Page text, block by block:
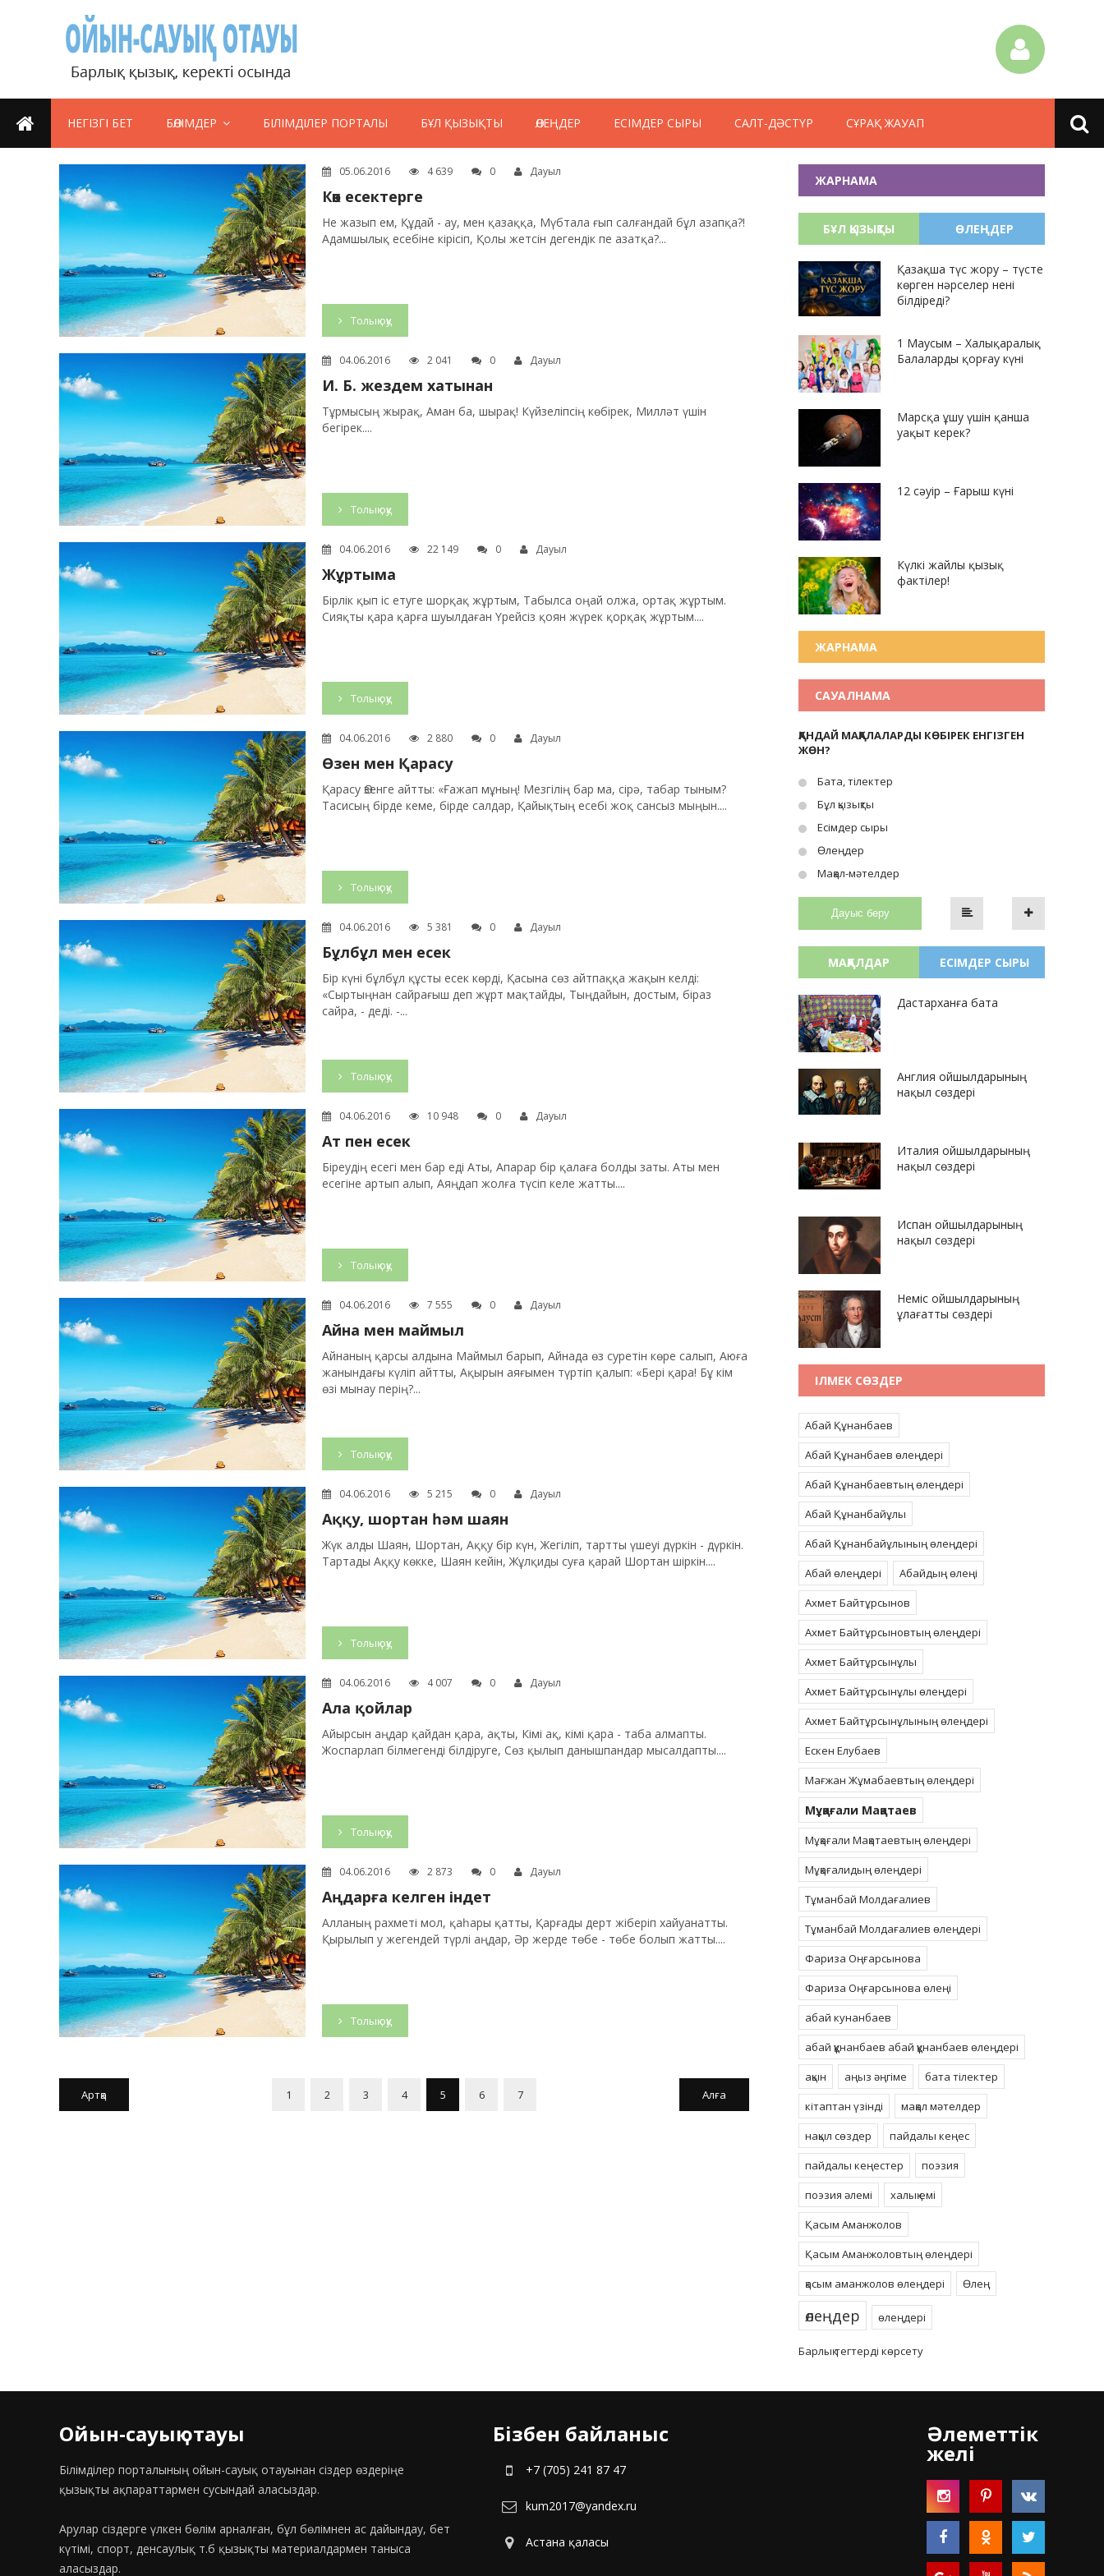
НЕГІЗГІ БЕТ БӨЛІМДЕР БІЛІМДІЛЕР ПОРТАЛЫ БҰЛ ҚЫЗЫҚТЫ ӨЛЕҢДЕР ЕСІМДЕР СЫРЫ САЛТ-ДӘСТҮР СҰРАҚ ЖАУАП
05.06.2016 4 639 0 Дауыл
Көк есектерге
Не жазып ем, Құдай - ау, мен қазаққа, Мүбтала ғып салғандай бұл азапқа?!
Адамшылық есебіне кірісіп, Қолы жетсін дегендік пе азатқа?...
Толық оқу
04.06.2016 2 041 0 Дауыл
И. Б. жездем хатынан
Тұрмысың жырақ, Аман ба, шырақ! Күйзеліпсің көбірек, Милләт үшін
бегірек....
Толық оқу
04.06.2016 22 149 0 Дауыл
Жұртыма
Бірлік қып іс етуге шорқақ жұртым, Табылса оңай олжа, ортақ жұртым.
Сияқты қара қарға шуылдаған Үрейсіз қоян жүрек қорқақ жұртым....
Толық оқу
04.06.2016 2 880 0 Дауыл
Өзен мен Қарасу
Қарасу Өзенге айтты: «Ғажап мұның! Мезгілің бар ма, сірә, табар тыным?
Тасисың бірде кеме, бірде салдар, Қайықтың есебі жоқ сансыз мыңын....
Толық оқу
04.06.2016 5 381 0 Дауыл
Бұлбұл мен есек
Бір күні бұлбұл құсты есек көрді, Қасына сөз айтпаққа жақын келді:
«Сыртыңнан сайрағыш деп жұрт мақтайды, Тыңдайын, достым, біраз
сайра, - деді. -...
Толық оқу
04.06.2016 10 948 0 Дауыл
Ат пен есек
Біреудің есегі мен бар еді Аты, Апарар бір қалаға болды заты. Аты мен
есегіне артып алып, Аяңдап жолға түсіп келе жатты....
Толық оқу
04.06.2016 7 555 0 Дауыл
Айна мен маймыл
Айнаның қарсы алдына Маймыл барып, Айнада өз суретін көре салып, Аюға
жанындағы күліп айтты, Ақырын аяғымен түртіп қалып: «Бері қара! Бұ кім
өзі мынау перің?...
Толық оқу
04.06.2016 5 215 0 Дауыл
Аққу, шортан һәм шаян
Жүк алды Шаян, Шортан, Аққу бір күн, Жегіліп, тартты үшеуі дүркін - дүркін.
Тартады Аққу көкке, Шаян кейін, Жұлқиды суға қарай Шортан шіркін....
Толық оқу
04.06.2016 4 007 0 Дауыл
Ала қойлар
Айырсын аңдар қайдан қара, ақты, Кімі ақ, кімі қара - таба алмапты.
Жоспарлап білмегенді білдіруге, Сөз қылып данышпандар мысалдапты....
Толық оқу
04.06.2016 2 873 0 Дауыл
Аңдарға келген індет
Алланың рахметі мол, қаһары қатты, Қарғады дерт жіберіп хайуанатты.
Қырылып у жегендей түрлі аңдар, Әр жерде төбе - төбе болып жатты....
Толық оқу
Артқа 1 2 3 4 5 6 7 Алға
ЖАРНАМА
БҰЛ ҚЫЗЫҚТЫ ӨЛЕҢДЕР
Қазақша түс жору – түсте
көрген нәрселер нені
білдіреді?
1 Маусым – Халықаралық
Балаларды қорғау күні
Марсқа ұшу үшін қанша
уақыт керек?
12 сәуір – Ғарыш күні
Күлкі жайлы қызық
фактілер!
ЖАРНАМА
САУАЛНАМА
ҚАНДАЙ МАҚАЛАЛАРДЫ КӨБІРЕК ЕНГІЗГЕН
ЖӨН?
Бата, тілектер
Бұл қызықты
Есімдер сыры
Өлеңдер
Мақал-мәтелдер
Дауыс беру
МАҚАЛДАР ЕСІМДЕР СЫРЫ
Дастарханға бата
Англия ойшылдарының
нақыл сөздері
Италия ойшылдарының
нақыл сөздері
Испан ойшылдарының
нақыл сөздері
Неміс ойшылдарының
ұлағатты сөздері
ІЛМЕК СӨЗДЕР
Абай Құнанбаев
Абай Құнанбаев өлеңдері
Абай Құнанбаевтың өлеңдері
Абай Құнанбайұлы
Абай Құнанбайұлының өлеңдері
Абай өлеңдері
Абайдың өлеңі
Ахмет Байтұрсынов
Ахмет Байтұрсыновтың өлеңдері
Ахмет Байтұрсынұлы
Ахмет Байтұрсынұлы өлеңдері
Ахмет Байтұрсынұлының өлеңдері
Ескен Елубаев
Мағжан Жұмабаевтың өлеңдері
Мұқағали Мақатаев
Мұқағали Мақатаевтың өлеңдері
Мұқағалидың өлеңдері
Тұманбай Молдағалиев
Тұманбай Молдағалиев өлеңдері
Фариза Оңғарсынова
Фариза Оңғарсынова өлеңі
абай кунанбаев
абай құнанбаев абай құнанбаев өлеңдері
ақын
аңыз әңгіме
бата тілектер
кітаптан үзінді
мақал мәтелдер
нақыл сөздер
пайдалы кеңес
пайдалы кеңестер
поэзия
поэзия әлемі
халық емі
Қасым Аманжолов
Қасым Аманжоловтың өлеңдері
қасым аманжолов өлеңдері
Өлең
өлеңдер өлеңдері
Барлық тегтерді көрсету
Ойын-сауық отауы
Білімділер порталының ойын-сауық отауынан сіздер өздеріңе
қызықты ақпараттармен сусындай аласыздар.
Арулар сіздерге үлкен бөлім арналған, бұл бөлімнен ас дайындау, бет
күтімі, спорт, денсаулық т.б қызықты материалдармен таныса
аласыздар.
Бізбен байланыс
+7 (705) 241 87 47
kum2017@yandex.ru
Астана қаласы
Әлеметтік
желі